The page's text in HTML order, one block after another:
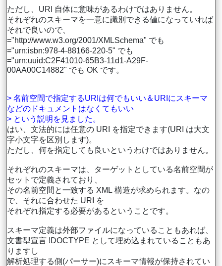
ただし、URI 自体に意味があるわけではありません。
それぞれのスキーマを一意に識別できる値になっていれば
それで良いので、
="http://www.w3.org/2001/XMLSchema" でも
="urn:isbn:978-4-88166-220-5" でも
="urn:uuid:C2F41010-65B3-11d1-A29F-
00AA00C14882" でも OK です。
> 名前空間で指定するURIは何でもいい＆URIにスキーマ
などのドキュメントはなくてもいい
> という説明を見ました。
はい、文法的には任意の URI を指定できます(URI は大文
字小文字を区別します)。
ただし、何を指定しても良いというわけではありません。
それぞれのスキーマは、ターゲットとしている名前空間が
セットで定義されており、
その名前空間と一致する XML 構造が求められます。なの
で、それに合わせた URI を
それぞれ指定する必要があるということです。
スキーマ定義は外部ファイルになっていることもあれば、
文書型宣言 !DOCTYPE として埋め込まれていることもあ
りますし
解析処理する側(パーサー)にスキーマ情報が保持されてい